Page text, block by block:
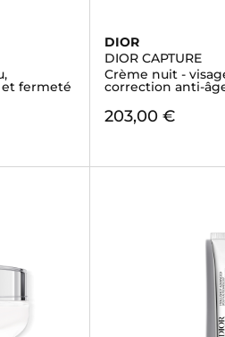
fermeté
DIOR
DIOR CAPTURE
Crème nuit -
correction anti-
203,00 €